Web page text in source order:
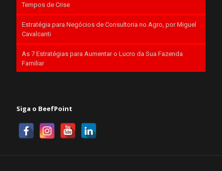
Tempos de Crise
Estratégia para Negócios de Consultoria no Agro, por Miguel
Cavalcanti
As 7 Estratégias para Aumentar o Lucro da Sua Fazenda
Familiar
Siga o BeefPoint